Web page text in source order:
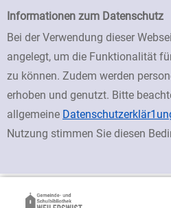
Einfache Suche
Informationen zum Datenschutz
Bei der Verwendung dieser
angelegt, um die Funktionalität
zu können. Zudem werden
erhoben und genutzt. Bitte
allgemeine
Nutzung stimmen Sie diesen
zur Navigation springen
zum Inhalt springen
Zur Detailanzeige springen